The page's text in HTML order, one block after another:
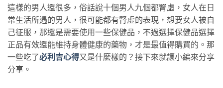
這樣的男人還很多，俗話說十個男人九個都腎虛，女人在日
常生活所遇的男人，很可能都有腎虛的表現，想要女人被自
己征服，那還是需要使用一些保健品，不過選擇保健品選擇
正品有效還能維持身體健康的藥物，才是最值得購買的。那
一些吃了必利吉心得又是什麼樣的？接下來就讓小編來分享
分享。